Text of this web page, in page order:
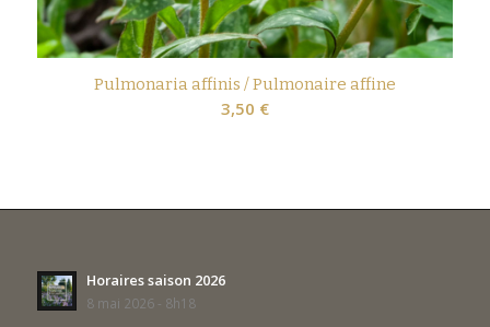
Pulmonaria affinis / Pulmonaire affine
3,50 €
Horaires saison 2026
8 mai 2026 - 8h18